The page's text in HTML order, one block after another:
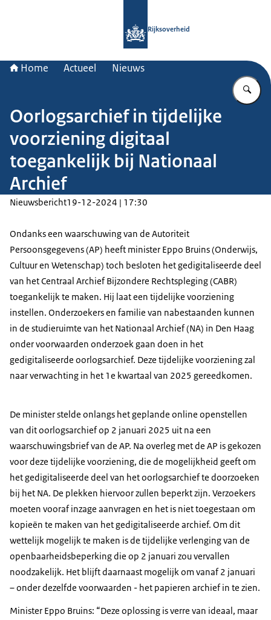
Rijksoverheid
Home Actueel Nieuws
Oorlogsarchief in tijdelijke
voorziening digitaal
toegankelijk bij Nationaal
Archief
Nieuwsbericht19-12-2024 | 17:30
Ondanks een waarschuwing van de Autoriteit
Persoonsgegevens (AP) heeft minister Eppo Bruins (Onderwijs,
Cultuur en Wetenschap) toch besloten het gedigitaliseerde deel
van het Centraal Archief Bijzondere Rechtspleging (CABR)
toegankelijk te maken. Hij laat een tijdelijke voorziening
instellen. Onderzoekers en familie van nabestaanden kunnen
in de studieruimte van het Nationaal Archief (NA) in Den Haag
onder voorwaarden onderzoek gaan doen in het
gedigitaliseerde oorlogsarchief. Deze tijdelijke voorziening zal
naar verwachting in het 1e kwartaal van 2025 gereedkomen.
De minister stelde onlangs het geplande online openstellen
van dit oorlogsarchief op 2 januari 2025 uit na een
waarschuwingsbrief van de AP. Na overleg met de AP is gekozen
voor deze tijdelijke voorziening, die de mogelijkheid geeft om
het gedigitaliseerde deel van het oorlogsarchief te doorzoeken
bij het NA. De plekken hiervoor zullen beperkt zijn. Verzoekers
moeten vooraf inzage aanvragen en het is niet toegestaan om
kopieën te maken van het gedigitaliseerde archief. Om dit
wettelijk mogelijk te maken is de tijdelijke verlenging van de
openbaarheidsbeperking die op 2 januari zou vervallen
noodzakelijk. Het blijft daarnaast mogelijk om vanaf 2 januari
– onder dezelfde voorwaarden - het papieren archief in te zien.
Minister Eppo Bruins: “Deze oplossing is verre van ideaal, maar